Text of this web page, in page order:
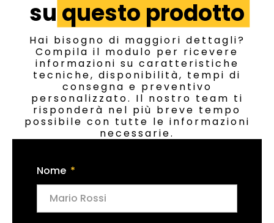
su questo prodotto
Hai bisogno di maggiori dettagli?
Compila il modulo per ricevere
informazioni su caratteristiche
tecniche, disponibilità, tempi di
consegna e preventivo
personalizzato. Il nostro team ti
risponderà nel più breve tempo
possibile con tutte le informazioni
necessarie.
Nome